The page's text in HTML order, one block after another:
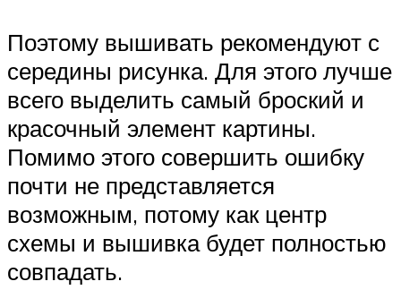
Поэтому вышивать рекомендуют с
середины рисунка. Для этого лучше
всего выделить самый броский и
красочный элемент картины.
Помимо этого совершить ошибку
почти не представляется
возможным, потому как центр
схемы и вышивка будет полностью
совпадать.